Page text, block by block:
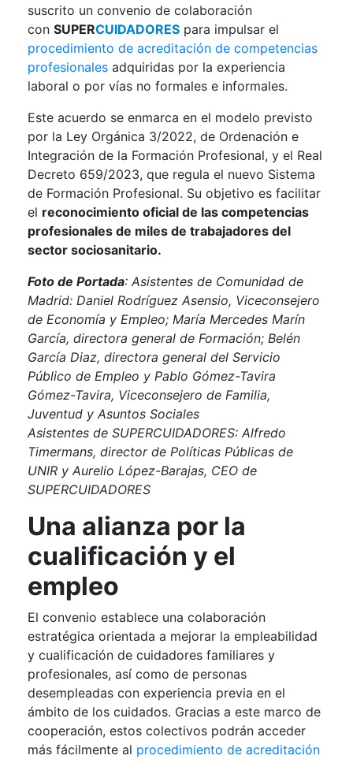
suscrito un convenio de colaboración
con SUPERCUIDADORES para impulsar el
procedimiento de acreditación de competencias
profesionales adquiridas por la experiencia
laboral o por vías no formales e informales.
Este acuerdo se enmarca en el modelo previsto
por la Ley Orgánica 3/2022, de Ordenación e
Integración de la Formación Profesional, y el Real
Decreto 659/2023, que regula el nuevo Sistema
de Formación Profesional. Su objetivo es facilitar
el reconocimiento oficial de las competencias
profesionales de miles de trabajadores del
sector sociosanitario.
Foto de Portada: Asistentes de Comunidad de
Madrid: Daniel Rodríguez Asensio, Viceconsejero
de Economía y Empleo; María Mercedes Marín
García, directora general de Formación; Belén
García Diaz, directora general del Servicio
Público de Empleo y Pablo Gómez-Tavira
Gómez-Tavira, Viceconsejero de Familia,
Juventud y Asuntos Sociales
Asistentes de SUPERCUIDADORES: Alfredo
Timermans, director de Políticas Públicas de
UNIR y Aurelio López-Barajas, CEO de
SUPERCUIDADORES
Una alianza por la
cualificación y el
empleo
El convenio establece una colaboración
estratégica orientada a mejorar la empleabilidad
y cualificación de cuidadores familiares y
profesionales, así como de personas
desempleadas con experiencia previa en el
ámbito de los cuidados. Gracias a este marco de
cooperación, estos colectivos podrán acceder
más fácilmente al procedimiento de acreditación